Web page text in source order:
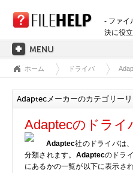
- ファイ
決に役
ホーム
拡張子のカテゴリー
3D画像ファイル
音声ファイル
バックアップファイル
CADファイル
ホーム ドライバ
Adaptecメーカーのカテゴリーリ
Adaptecのドライ
Adaptec社のドライバは
分類されます。 Adaptecのドラ
にあるかの一覧が以下に表示さ